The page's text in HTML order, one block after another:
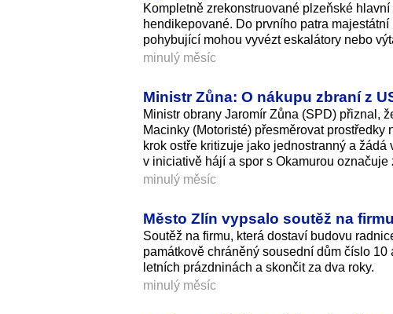
Kompletně zrekonstruované plzeňské
hendikepované. Do prvního patra
pohybující mohou vyvézt eskalátory nebo
minulý měsíc
Ministr Zůna: O nákupu zbraní z
Ministr obrany Jaromír Zůna (SPD) přiznal,
Macinky (Motoristé) přesměrovat
krok ostře kritizuje jako jednostranný a
v iniciativě hájí a spor s Okamurou
minulý měsíc
Město Zlín vypsalo soutěž na
Soutěž na firmu, která dostaví budovu
památkově chráněný sousední dům číslo
letních prázdninách a skončit za dva roky.
minulý měsíc